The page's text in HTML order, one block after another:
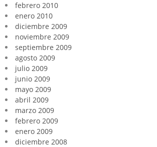
febrero 2010
enero 2010
diciembre 2009
noviembre 2009
septiembre 2009
agosto 2009
julio 2009
junio 2009
mayo 2009
abril 2009
marzo 2009
febrero 2009
enero 2009
diciembre 2008